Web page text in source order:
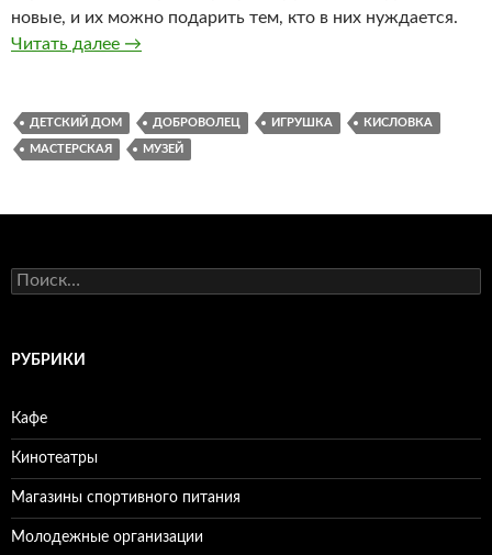
новые, и их можно подарить тем, кто в них нуждается.
Читать далее Поделись игрушкою своей
→
ДЕТСКИЙ ДОМ ДОБРОВОЛЕЦ ИГРУШКА КИСЛОВКА
МАСТЕРСКАЯ МУЗЕЙ
Н
а
иРУБРИКИ
Кафе
Кинотеатры
Магазины спортивного питания
Молодежные организации